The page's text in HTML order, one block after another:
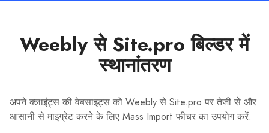
Weebly से Site.pro बिल्डर में
स्थानांतरण
अपने क्लाइंट्स की वेबसाइट्स को Weebly से Site.pro पर तेजी से और
आसानी से माइग्रेट करने के लिए Mass Import फीचर का उपयोग करें.